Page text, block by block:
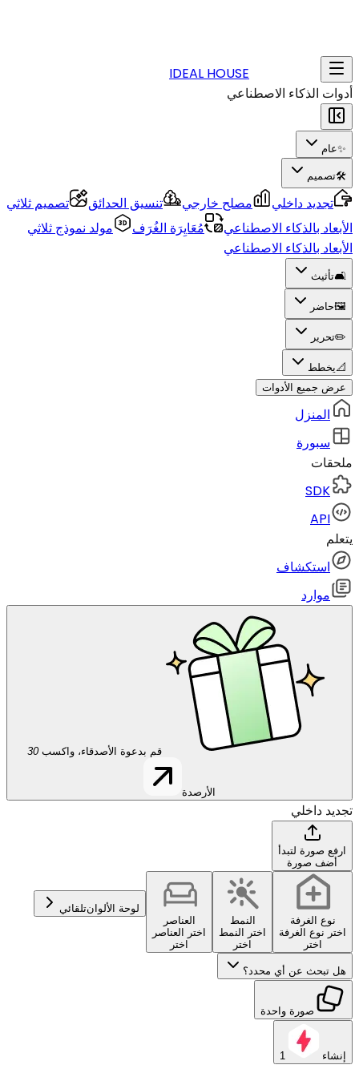
IDEAL HOUSE
أدوات الذكاء الاصطناعي
✨عام
🛠️تصميم
تجديد داخلي مصلح خارجي تنسيق الحدائق
تصميم ثلاثي
الأبعاد بالذكاء الاصطناعي
مُعَايِرَة الغُرَف
مولد نموذج ثلاثي
الأبعاد بالذكاء الاصطناعي
🛋️تأثيث
🖼️حاضر
✏️تحرير
📐يخطط
عرض جميع الأدوات
المنزل
سبورة
ملحقات
SDK
API
يتعلم
استكشاف
موارد
قم بدعوة الأصدقاء، واكسب 30
الأرصدة
تجديد داخلي
ارفع صورة لتبدأ
أضف صورة
نوع الغرفة
اختر نوع الغرفة
اختر
النمط
اختر النمط
اختر
العناصر
اختر العناصر
اختر
لوحة الألوانتلقائي
هل تبحث عن أي محدد؟
صورة واحدة
إنشاء 1